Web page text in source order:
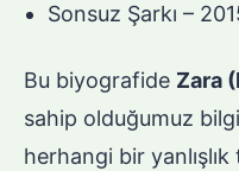
Sonsuz Şarkı –
Bu biyografide Zara
sahip olduğumuz
herhangi bir